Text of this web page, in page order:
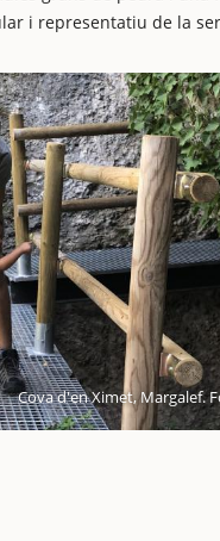
i representatiu de la
Cova d'en Ximet, Margalef.